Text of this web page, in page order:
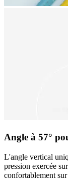
Angle à 57°
L'angle vertical
pression exercée
confortablement